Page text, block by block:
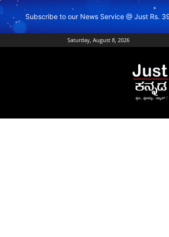
Subscribe to our News Service @ Just Rs.
Saturday, August 8, 2026
Just
–
Online
News